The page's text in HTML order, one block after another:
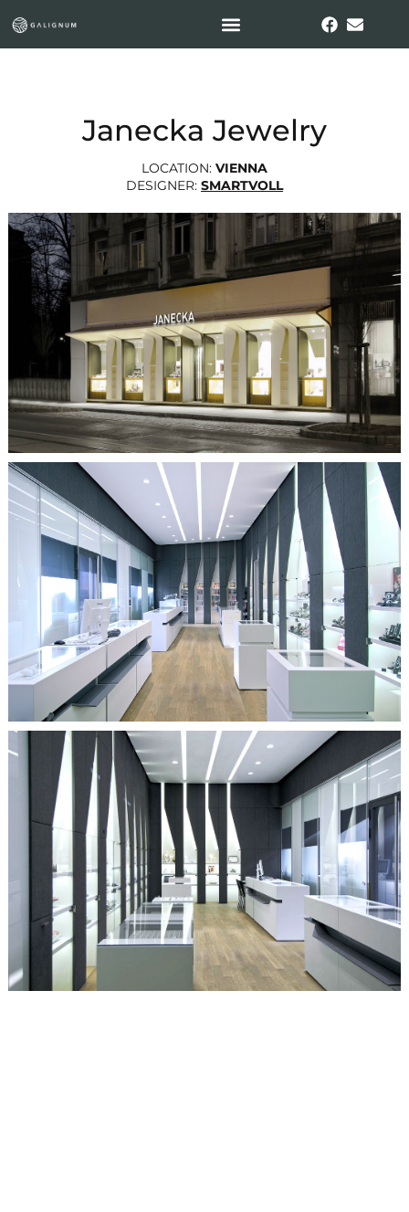
Janecka Jewelry
LOCATION: VIENNA
DESIGNER: SMARTVOLL